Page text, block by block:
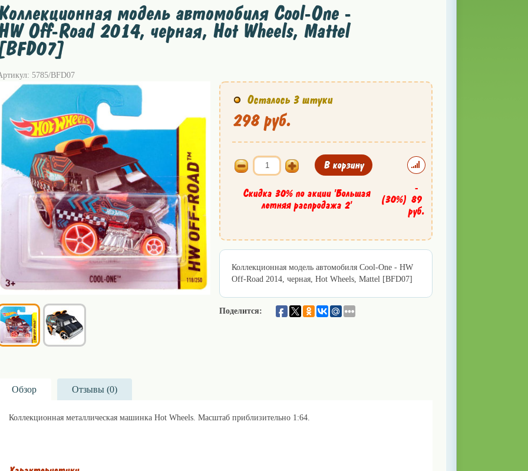
модель автомобиля Cool-One -
Off-Road 2014, черная, Hot Wheels, Mattel
5785/BFD07
Осталось 3 штуки
298 руб.
В корзину
Скидка 30% по акции 'Большая
летняя распродажа 2'
(30%)
-
89
руб.
Коллекционная модель автомобиля Cool-One - HW
Off-Road 2014, черная, Hot Wheels, Mattel [BFD07]
Поделится:
Обзор Отзывы (0)
Коллекционная металлическая машинка Hot Wheels. Масштаб приблизительно 1:64.